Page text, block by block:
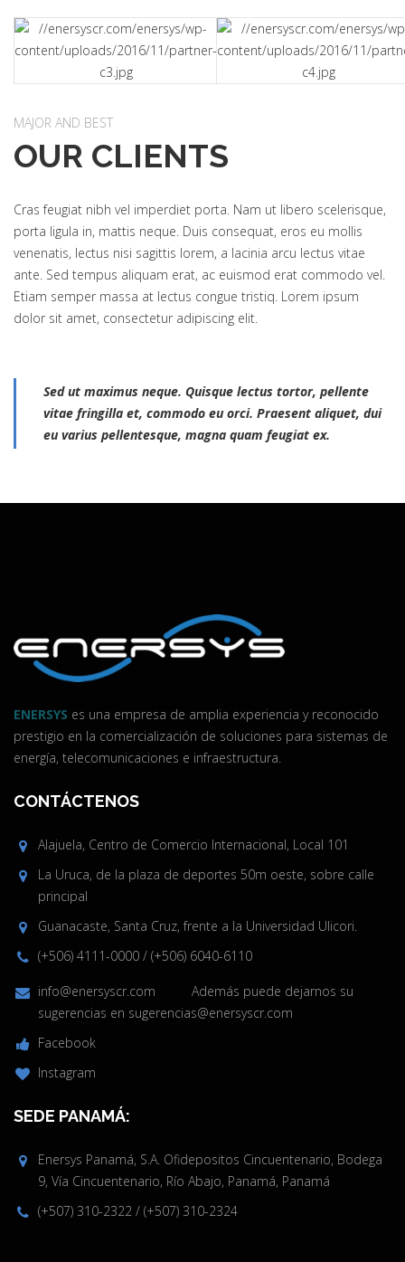
MAJOR AND BEST
OUR CLIENTS
Cras feugiat nibh vel imperdiet porta. Nam ut libero scelerisque,
porta ligula in, mattis neque. Duis consequat, eros eu mollis
venenatis, lectus nisi sagittis lorem, a lacinia arcu lectus vitae
ante. Sed tempus aliquam erat, ac euismod erat commodo vel.
Etiam semper massa at lectus congue tristiq. Lorem ipsum
dolor sit amet, consectetur adipiscing elit.
Sed ut maximus neque. Quisque lectus tortor, pellente
vitae fringilla et, commodo eu orci. Praesent aliquet, dui
eu varius pellentesque, magna quam feugiat ex.
ENERSYS es una empresa de amplia experiencia y reconocido
prestigio en la comercialización de soluciones para sistemas de
energía, telecomunicaciones e infraestructura.
CONTÁCTENOS
Alajuela, Centro de Comercio Internacional, Local 101
La Uruca, de la plaza de deportes 50m oeste, sobre calle
principal
Guanacaste, Santa Cruz, frente a la Universidad Ulicori.
(+506) 4111-0000 / (+506) 6040-6110
info@enersyscr.com
Además puede dejarnos su
sugerencias en sugerencias@enersyscr.com
Facebook
Instagram
SEDE PANAMÁ:
Enersys Panamá, S.A. Ofidepositos Cincuentenario, Bodega
9, Vía Cincuentenario, Río Abajo, Panamá, Panamá
(+507) 310-2322 / (+507) 310-2324